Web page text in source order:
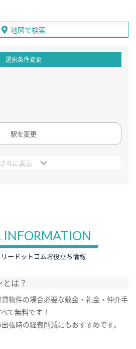
地図で検索
選択条件変更
駅を変更
さらに表示
INFORMATION
ードットコムお役立ち情報
は？
物件の場合必要な敷金・礼金・仲介手
て無料です！
張時の経費削減にもおすすめです。